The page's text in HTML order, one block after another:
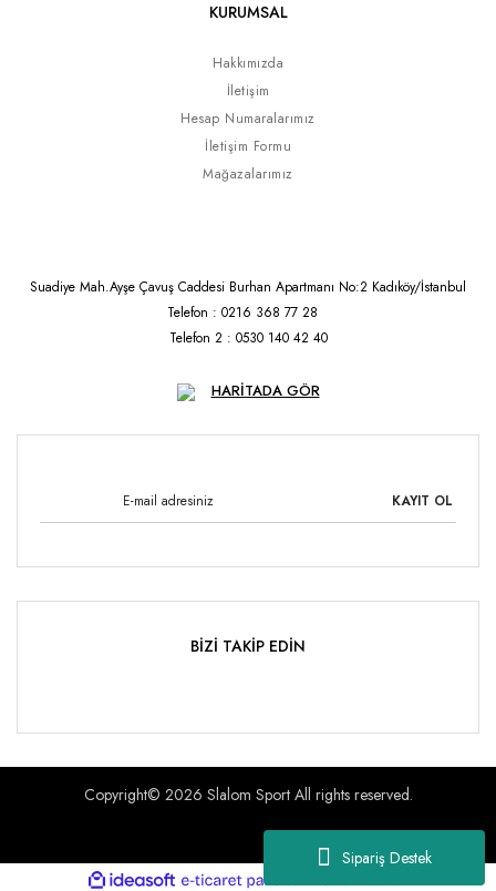
Sipariş Destek
KURUMSAL
Hakkımızda
İletişim
Hesap Numaralarımız
İletişim Formu
Mağazalarımız
Suadiye Mah.Ayşe Çavuş Caddesi Burhan Apartmanı No:2 Kadıköy/İstanbul
Telefon : 0216 368 77 28
Telefon 2 : 0530 140 42 40
HARİTADA GÖR
KAYIT OL
BİZİ TAKİP EDİN
Copyright© 2026 Slalom Sport All rights reserved.
ideasoft